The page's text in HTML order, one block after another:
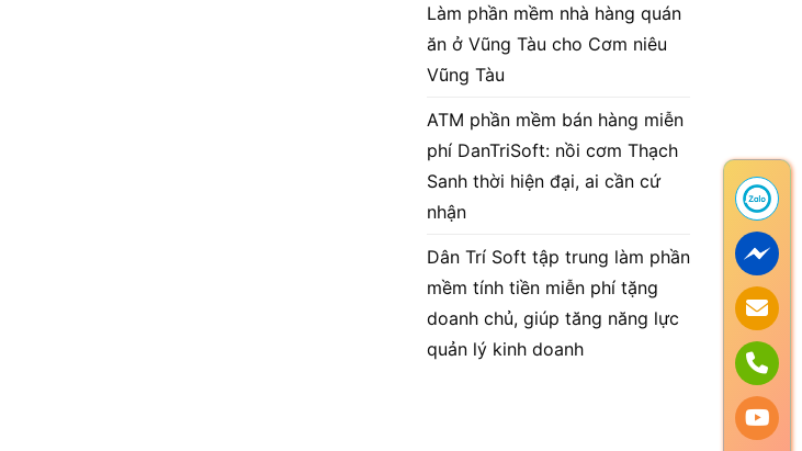
Làm phần mềm nhà hàng quán
ăn ở Vũng Tàu cho Cơm niêu
Vũng Tàu
ATM phần mềm bán hàng miễn
phí DanTriSoft: nồi cơm Thạch
Sanh thời hiện đại, ai cần cứ
nhận
Dân Trí Soft tập trung làm phần
mềm tính tiền miễn phí tặng
doanh chủ, giúp tăng năng lực
quản lý kinh doanh